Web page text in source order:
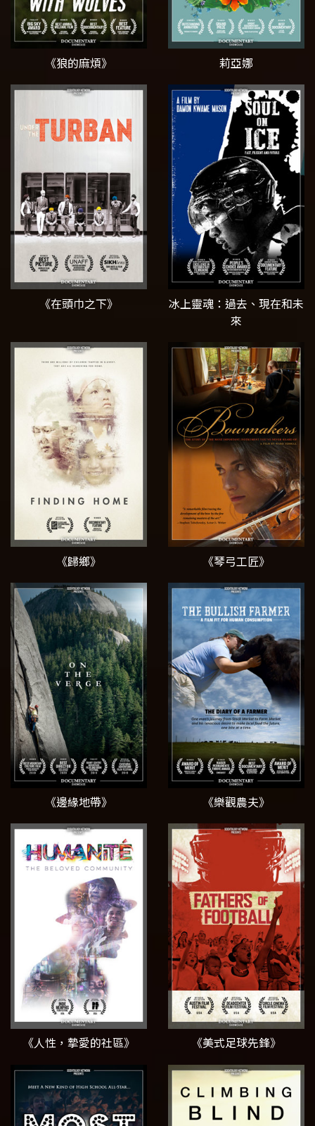
《狼的麻煩》 莉亞娜
《在頭巾之下》
冰上靈魂：過去、現在和未
來
《歸鄉》 《琴弓工匠》
《邊緣地帶》 《樂觀農夫》
《人性，摯愛的社區》 《美式足球先鋒》